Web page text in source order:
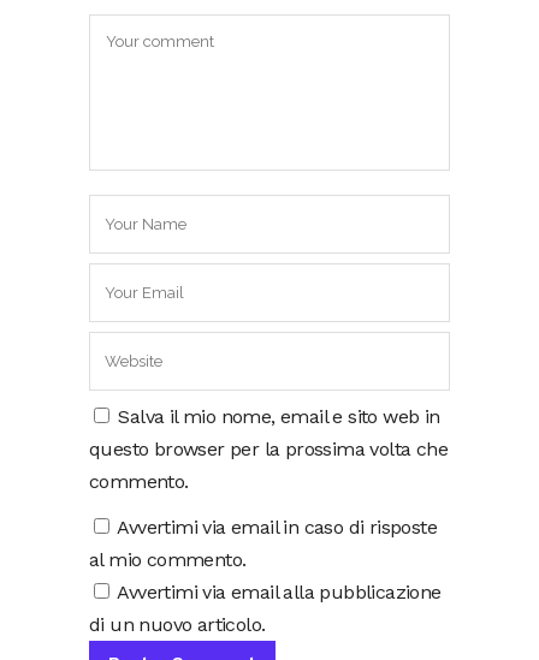
Salva il mio nome, email e sito web in
questo browser per la prossima volta che
commento.
Avvertimi via email in caso di risposte
al mio commento.
Avvertimi via email alla pubblicazione
di un nuovo articolo.